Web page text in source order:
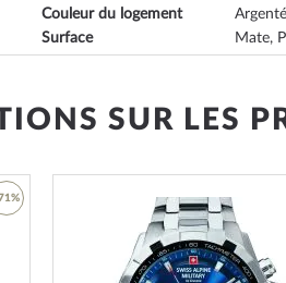
Couleur du logement
Argenté
Surface
Mate,
Bezel
côté
Dossier
Fond
index
Matériau des bracelets
Titane
Armband Style
SUR LES